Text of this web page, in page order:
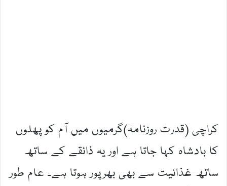
کراچی (قدرت روزنامہ)گرمیوں میں آم کو پھلوں
کا بادشاہ کہا جاتا ہے اور یہ ذائقے کے ساتھ
ساتھ غذائیت سے بھی بھرپور ہوتا ہے۔ عام طور